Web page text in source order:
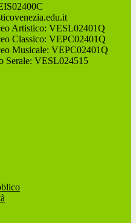
Artistico: VESL02401Q
Classico: VEPC02401Q
Musicale: VEPC02401Q
Serale: VESL024515